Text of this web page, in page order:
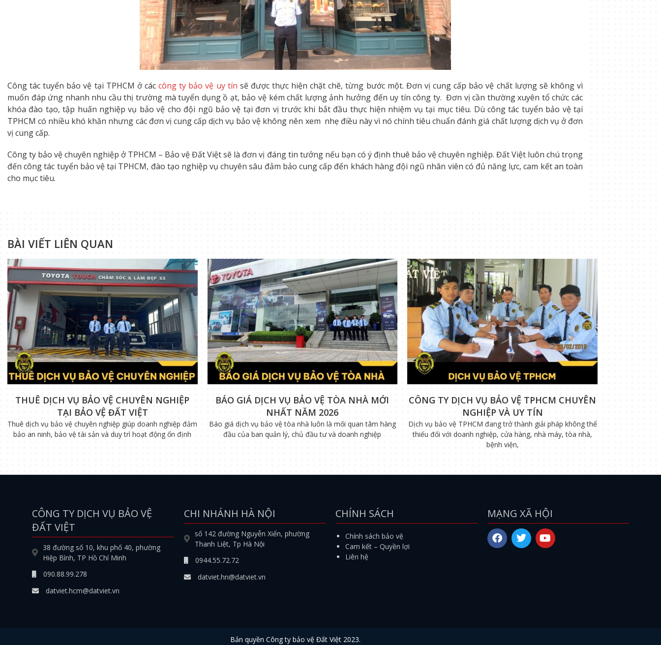
Công tác tuyển bảo vệ tại TPHCM ở cáccông ty bảo vệ uy tín sẽ được thực hiện chặt chẽ, từng bước một. Đơn vị cung cấp bảo vệ chất lượng sẽ không vì
muốn đáp ứng nhanh nhu cầu thị trường mà tuyển dụng ồ ạt, bảo vệ kém chất lượng ảnh hưởng đến uy tín công ty. Đơn vị cần thường xuyên tổ chức các
khóa đào tạo, tập huấn nghiệp vụ bảo vệ cho đội ngũ bảo vệ tại đơn vị trước khi bắt đầu thực hiện nhiệm vụ tại mục tiêu. Dù công tác tuyển bảo vệ tại
TPHCM có nhiều khó khăn nhưng các đơn vị cung cấp dịch vụ bảo vệ không nên xem nhẹ điều này vì nó chính tiêu chuẩn đánh giá chất lượng dịch vụ ở đơn
vị cung cấp.
Công ty bảo vệ chuyên nghiệp ở TPHCM – Bảo vệ Đất Việt sẽ là đơn vị đáng tin tưởng nếu bạn có ý định thuê bảo vệ chuyên nghiệp. Đất Việt luôn chú trọng
đến công tác tuyển bảo vệ tại TPHCM, đào tạo nghiệp vụ chuyên sâu đảm bảo cung cấp đến khách hàng đội ngũ nhân viên có đủ năng lực, cam kết an toàn
cho mục tiêu.
BÀI VIẾT LIÊN QUAN
THUÊ DỊCH VỤ BẢO VỆ CHUYÊN NGHIỆP
TẠI BẢO VỆ ĐẤT VIỆT
Thuê dịch vụ bảo vệ chuyên nghiệp giúp doanh nghiệp đảm
bảo an ninh, bảo vệ tài sản và duy trì hoạt động ổn định
BÁO GIÁ DỊCH VỤ BẢO VỆ TÒA NHÀ MỚI
NHẤT NĂM 2026
Báo giá dịch vụ bảo vệ tòa nhà luôn là mối quan tâm hàng
đầu của ban quản lý, chủ đầu tư và doanh nghiệp
CÔNG TY DỊCH VỤ BẢO VỆ TPHCM CHUYÊN
NGHIỆP VÀ UY TÍN
Dịch vụ bảo vệ TPHCM đang trở thành giải pháp không thể
thiếu đối với doanh nghiệp, cửa hàng, nhà máy, tòa nhà,
bệnh viện,
CÔNG TY DỊCH VỤ BẢO VỆ
ĐẤT VIỆT
38 đường số 10, khu phố 40, phường
Hiệp Bình, TP Hồ Chí Minh
090.88.99.278
datviet.hcm@datviet.vn
CHI NHÁNH HÀ NỘI
số 142 đường Nguyễn Xiển, phường
Thanh Liệt, Tp Hà Nội
0944.55.72.72
datviet.hn@datviet.vn
CHÍNH SÁCH
Chính sách bảo vệ
Cam kết – Quyền lợi
Liên hệ
MẠNG XÃ HỘI
Bản quyền Công ty bảo vệ Đất Việt2023.